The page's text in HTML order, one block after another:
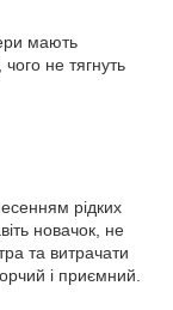
мають
не тягнуть
рідких
новачок, не
та витрачати
і приємний.